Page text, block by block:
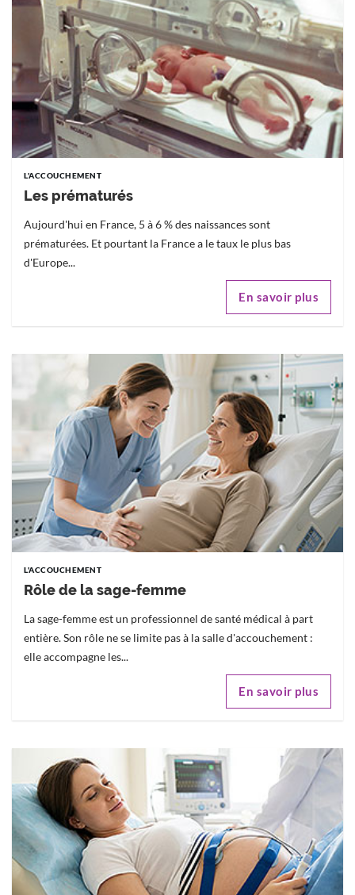
L'ACCOUCHEMENT
Les prématurés
Aujourd'hui en France, 5 à 6 % des naissances sont
prématurées. Et pourtant la France a le taux le plus bas
d'Europe...
En savoir plus
L'ACCOUCHEMENT
Rôle de la sage-femme
La sage-femme est un professionnel de santé médical à part
entière. Son rôle ne se limite pas à la salle d'accouchement :
elle accompagne les...
En savoir plus